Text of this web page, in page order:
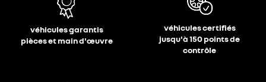
véhicules garantis
pièces et main d'œuvre
véhicules certifiés
jusqu'à 150 points de
contrôle